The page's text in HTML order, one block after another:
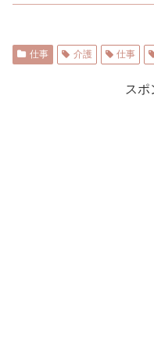
仕事 介護 仕事
スポ